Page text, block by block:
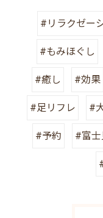
#リラクゼー
#もみほぐし
#癒し #効果
#足リフレ #
#予約 #富